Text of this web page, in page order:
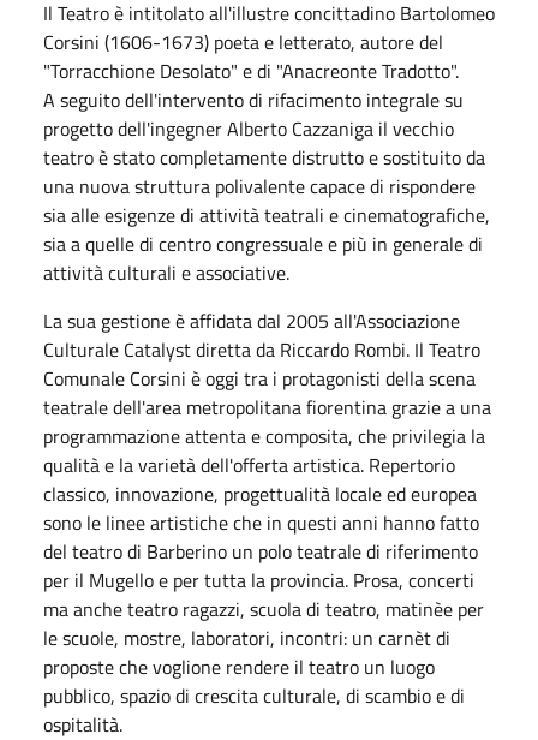
Il Teatro è intitolato all'illustre concittadino Bartolomeo
Corsini (1606-1673) poeta e letterato, autore del
"Torracchione Desolato" e di "Anacreonte Tradotto".
A seguito dell'intervento di rifacimento integrale su
progetto dell'ingegner Alberto Cazzaniga il vecchio
teatro è stato completamente distrutto e sostituito da
una nuova struttura polivalente capace di rispondere
sia alle esigenze di attività teatrali e cinematografiche,
sia a quelle di centro congressuale e più in generale di
attività culturali e associative.
La sua gestione è affidata dal 2005 all'Associazione
Culturale Catalyst diretta da Riccardo Rombi. Il Teatro
Comunale Corsini è oggi tra i protagonisti della scena
teatrale dell'area metropolitana fiorentina grazie a una
programmazione attenta e composita, che privilegia la
qualità e la varietà dell'offerta artistica. Repertorio
classico, innovazione, progettualità locale ed europea
sono le linee artistiche che in questi anni hanno fatto
del teatro di Barberino un polo teatrale di riferimento
per il Mugello e per tutta la provincia. Prosa, concerti
ma anche teatro ragazzi, scuola di teatro, matinèe per
le scuole, mostre, laboratori, incontri: un carnèt di
proposte che voglione rendere il teatro un luogo
pubblico, spazio di crescita culturale, di scambio e di
ospitalità.